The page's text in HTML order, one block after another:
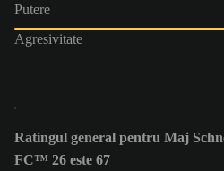
Putere
Agresivitate
Ratingul general pentru Maj
FC™ 26 este 67